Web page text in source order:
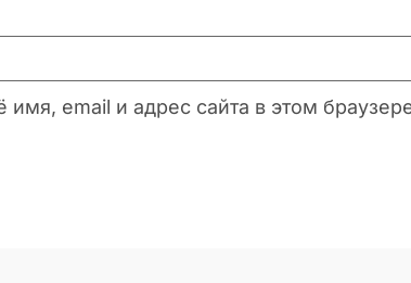
имя, email и адрес сайта в этом